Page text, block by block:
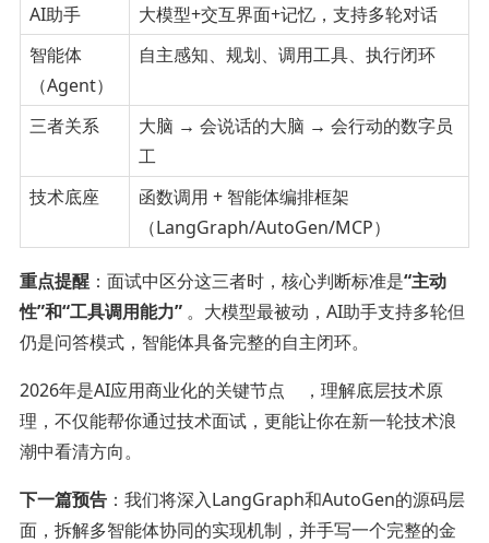
AI助手
大模型+交互界面+记忆，支持多轮对话
智能体
（Agent）
自主感知、规划、调用工具、执行闭环
三者关系
大脑 → 会说话的大脑 → 会行动的数字员
工
技术底座
函数调用 + 智能体编排框架
（LangGraph/AutoGen/MCP）
重点提醒：面试中区分这三者时，核心判断标准是“主动
性”和“工具调用能力”。大模型最被动，AI助手支持多轮但
仍是问答模式，智能体具备完整的自主闭环。
2026年是AI应用商业化的关键节点
，理解底层技术原
理，不仅能帮你通过技术面试，更能让你在新一轮技术浪
潮中看清方向。
下一篇预告：我们将深入LangGraph和AutoGen的源码层
面，拆解多智能体协同的实现机制，并手写一个完整的金